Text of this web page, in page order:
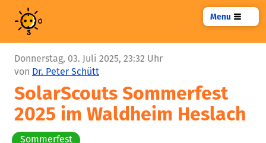
Menu
Donnerstag, 03. Juli 2025, 23:32 Uhr
von Dr. Peter Schütt
SolarScouts Sommerfest
2025 im Waldheim Heslach
Sommerfest